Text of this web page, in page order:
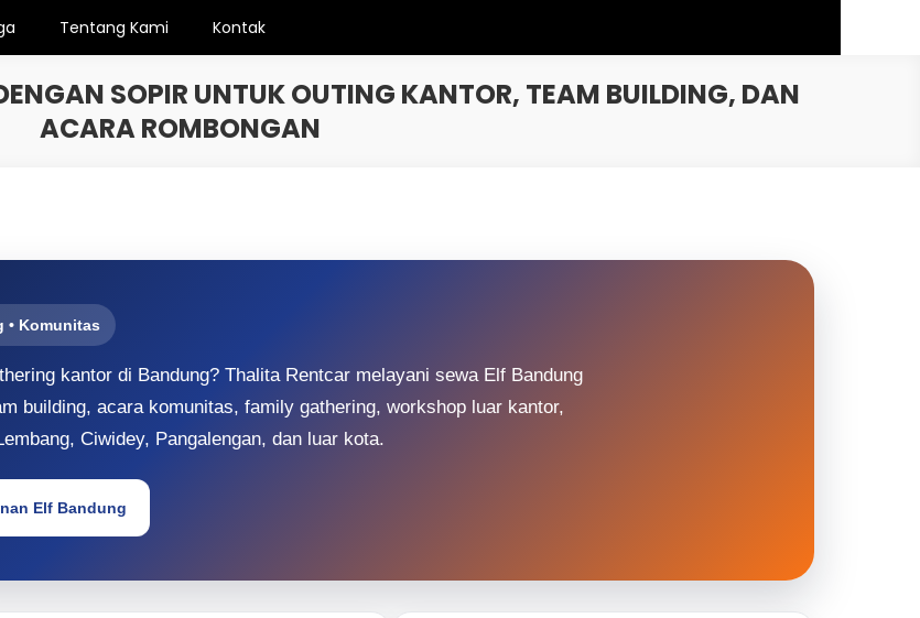
Tentang Kami Kontak
SOPIR UNTUK OUTING KANTOR, TEAM BUILDING, DAN
ACARA ROMBONGAN
• Komunitas
kantor di Bandung? Thalita Rentcar melayani sewa Elf Bandung
building, acara komunitas, family gathering, workshop luar kantor,
Ciwidey, Pangalengan, dan luar kota.
Elf Bandung